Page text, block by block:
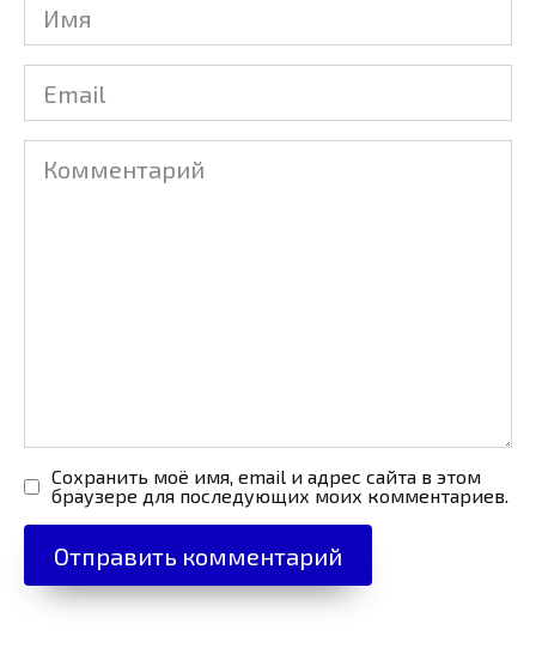
Email
Комментарий
Сохранить моё имя, email и адрес сайта в этом
браузере для последующих моих комментариев.